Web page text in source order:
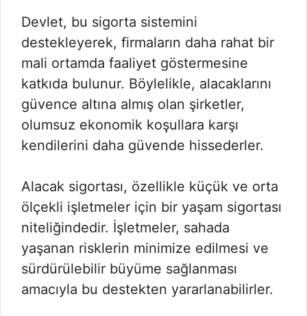
Devlet, bu sigorta sistemini
destekleyerek, firmaların daha rahat bir
mali ortamda faaliyet göstermesine
katkıda bulunur. Böylelikle, alacaklarını
güvence altına almış olan şirketler,
olumsuz ekonomik koşullara karşı
kendilerini daha güvende hissederler.
Alacak sigortası, özellikle küçük ve orta
ölçekli işletmeler için bir yaşam sigortası
niteliğindedir. İşletmeler, sahada
yaşanan risklerin minimize edilmesi ve
sürdürülebilir büyüme sağlanması
amacıyla bu destekten yararlanabilirler.